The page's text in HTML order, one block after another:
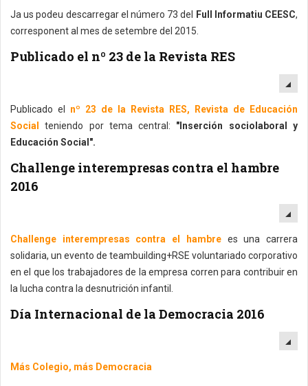
Ja us podeu descarregar el número 73 del Full Informatiu CEESC,
corresponent al mes de setembre del 2015.
Publicado el nº 23 de la Revista RES
Publicado el nº 23 de la Revista RES, Revista de Educación
Socialteniendo por tema central: "Inserción sociolaboral y
Educación Social".
Challenge interempresas contra el hambre
2016
Challenge interempresas contra el hambrees una carrera
solidaria, un evento de teambuilding+RSE voluntariado corporativo
en el que los trabajadores de la empresa corren para contribuir en
la lucha contra la desnutrición infantil.
Día Internacional de la Democracia 2016
Más Colegio, más Democracia